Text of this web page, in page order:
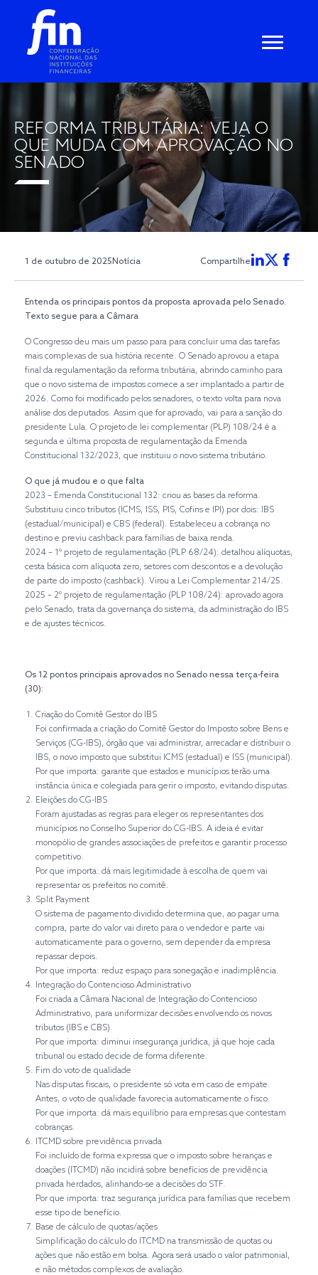
REFORMA TRIBUTÁRIA: VEJA O
QUE MUDA COM APROVAÇÃO NO
SENADO
1 de outubro de 2025Notícia Compartilhe
Entenda os principais pontos da proposta aprovada pelo Senado.
Texto segue para a Câmara
O Congresso deu mais um passo para para concluir uma das tarefas
mais complexas de sua história recente. O Senado aprovou a etapa
final da regulamentação da reforma tributária, abrindo caminho para
que o novo sistema de impostos comece a ser implantado a partir de
2026. Como foi modificado pelos senadores, o texto volta para nova
análise dos deputados. Assim que for aprovado, vai para a sanção do
presidente Lula. O projeto de lei complementar (PLP) 108/24 é a
segunda e última proposta de regulamentação da Emenda
Constitucional 132/2023, que instituiu o novo sistema tributário.
O que já mudou e o que falta
2023 – Emenda Constitucional 132: criou as bases da reforma.
Substituiu cinco tributos (ICMS, ISS, PIS, Cofins e IPI) por dois: IBS
(estadual/municipal) e CBS (federal). Estabeleceu a cobrança no
destino e previu cashback para famílias de baixa renda.
2024 – 1º projeto de regulamentação (PLP 68/24): detalhou alíquotas,
cesta básica com alíquota zero, setores com descontos e a devolução
de parte do imposto (cashback). Virou a Lei Complementar 214/25.
2025 – 2º projeto de regulamentação (PLP 108/24): aprovado agora
pelo Senado, trata da governança do sistema, da administração do IBS
e de ajustes técnicos.
Os 12 pontos principais aprovados no Senado nessa terça-feira
(30):
Criação do Comitê Gestor do IBS
Foi confirmada a criação do Comitê Gestor do Imposto sobre Bens e
Serviços (CG-IBS), órgão que vai administrar, arrecadar e distribuir o
IBS, o novo imposto que substitui ICMS (estadual) e ISS (municipal).
Por que importa: garante que estados e municípios terão uma
instância única e colegiada para gerir o imposto, evitando disputas.
Eleições do CG-IBS
Foram ajustadas as regras para eleger os representantes dos
municípios no Conselho Superior do CG-IBS. A ideia é evitar
monopólio de grandes associações de prefeitos e garantir processo
competitivo.
Por que importa: dá mais legitimidade à escolha de quem vai
representar os prefeitos no comitê.
Split Payment
O sistema de pagamento dividido determina que, ao pagar uma
compra, parte do valor vai direto para o vendedor e parte vai
automaticamente para o governo, sem depender da empresa
repassar depois.
Por que importa: reduz espaço para sonegação e inadimplência.
Integração do Contencioso Administrativo
Foi criada a Câmara Nacional de Integração do Contencioso
Administrativo, para uniformizar decisões envolvendo os novos
tributos (IBS e CBS).
Por que importa: diminui insegurança jurídica, já que hoje cada
tribunal ou estado decide de forma diferente.
Fim do voto de qualidade
Nas disputas fiscais, o presidente só vota em caso de empate.
Antes, o voto de qualidade favorecia automaticamente o fisco.
Por que importa: dá mais equilíbrio para empresas que contestam
cobranças.
ITCMD sobre previdência privada
Foi incluído de forma expressa que o imposto sobre heranças e
doações (ITCMD) não incidirá sobre benefícios de previdência
privada herdados, alinhando-se a decisões do STF.
Por que importa: traz segurança jurídica para famílias que recebem
esse tipo de benefício.
Base de cálculo de quotas/ações
Simplificação do cálculo do ITCMD na transmissão de quotas ou
ações que não estão em bolsa. Agora será usado o valor patrimonial,
e não métodos complexos de avaliação.